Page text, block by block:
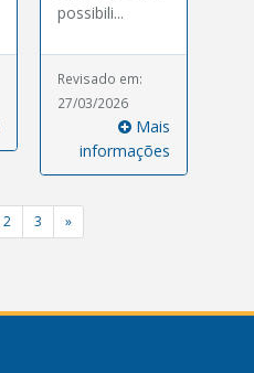
possibili...
Revisado em:
27/03/2026
Mais
informações
2 3 »